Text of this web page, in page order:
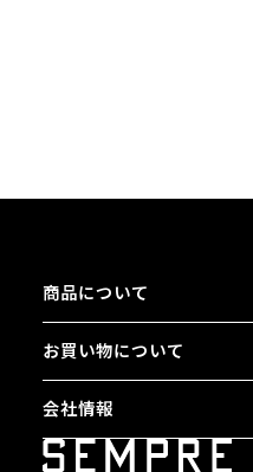
商品について
お買い物について
会社情報